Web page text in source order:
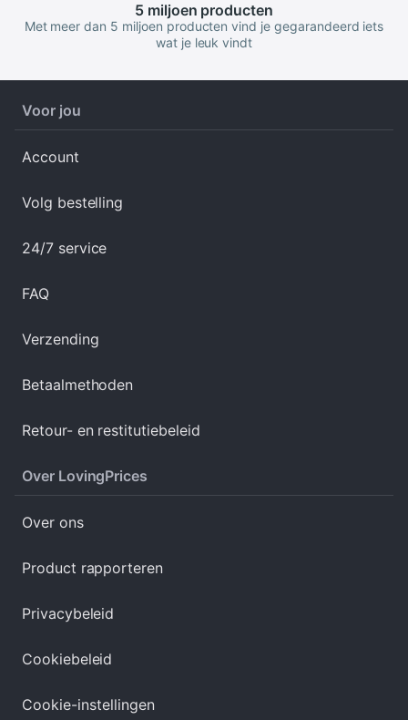
5 miljoen producten
Met meer dan 5 miljoen producten vind je gegarandeerd iets
wat je leuk vindt
Voor jou
Account
Volg bestelling
24/7 service
FAQ
Verzending
Betaalmethoden
Retour- en restitutiebeleid
Over LovingPrices
Over ons
Product rapporteren
Privacybeleid
Cookiebeleid
Cookie-instellingen